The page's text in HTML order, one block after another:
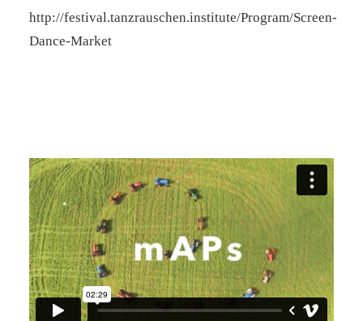
http://festival.tanzrauschen.institute/Program/Screen-
Dance-Market